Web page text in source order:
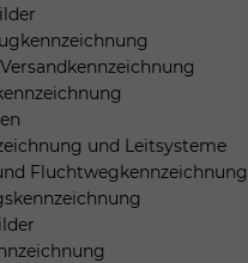
und Leitsysteme
Fluchtwegkennzeichnung